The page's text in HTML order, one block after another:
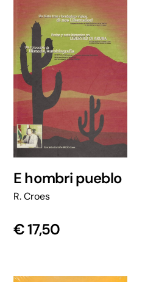
E hombri pueblo
R. Croes
€17,50